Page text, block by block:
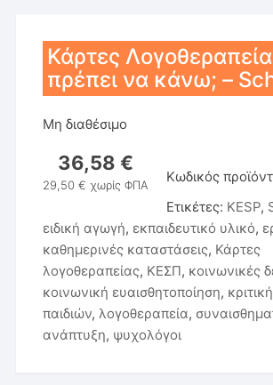
Κάρτες
πρέπει να κάνω; –
Μη διαθέσιμο
36,58€
29,50€ χωρίς ΦΠΑ Κωδικός
Ετικέτες: KESP,
ειδική αγωγή, εκπαιδευτικό υλικό,
καθημερινές καταστάσεις, Κάρτες
λογοθεραπείας, ΚΕΣΠ, κοινωνικές
κοινωνική ευαισθητοποίηση,
παιδιών, λογοθεραπεία,
ανάπτυξη, ψυχολόγοι